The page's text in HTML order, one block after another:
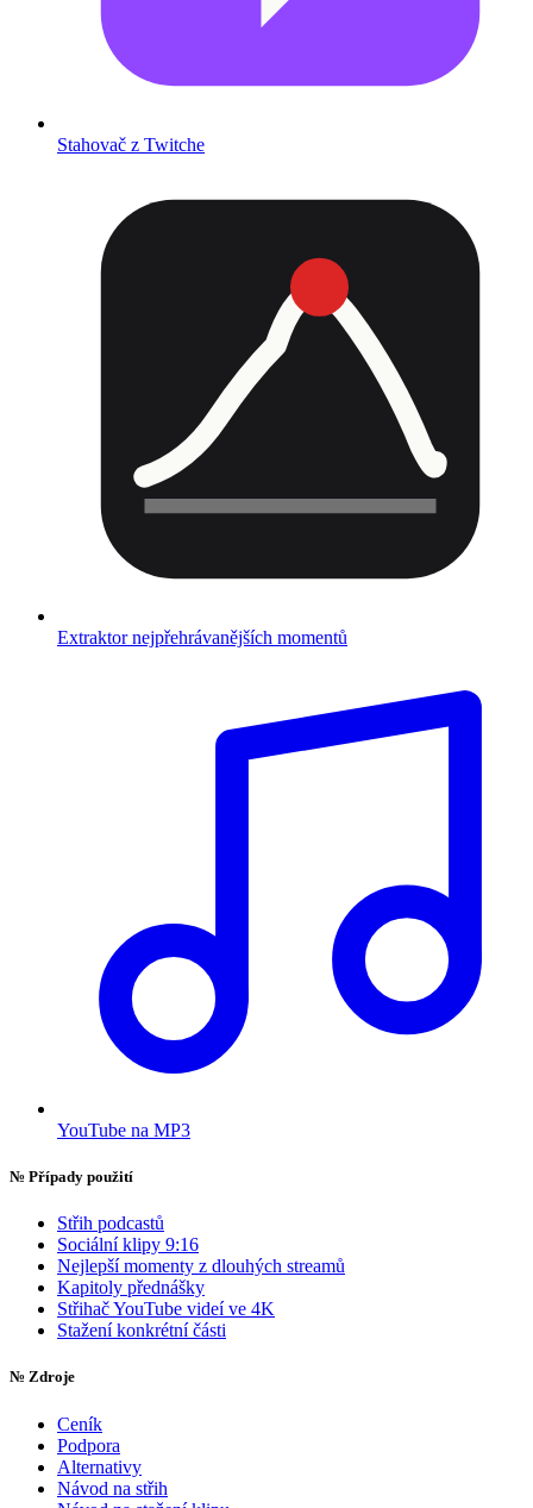
Stahovač z Twitche
Extraktor nejpřehrávanějších momentů
YouTube na MP3
№ Případy použití
Střih podcastů
Sociální klipy 9:16
Nejlepší momenty z dlouhých streamů
Kapitoly přednášky
Střihač YouTube videí ve 4K
Stažení konkrétní části
№ Zdroje
Ceník
Podpora
Alternativy
Návod na střih